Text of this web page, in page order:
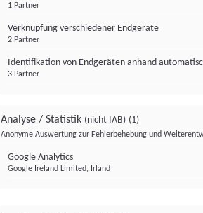
1 Partner
Verknüpfung verschiedener Endgeräte
2 Partner
Identifikation von Endgeräten anhand
3 Partner
Analyse / Statistik (nicht IAB) (1)
Anonyme Auswertung zur Fehlerbehebung und
Google Analytics
Google Ireland Limited, Irland